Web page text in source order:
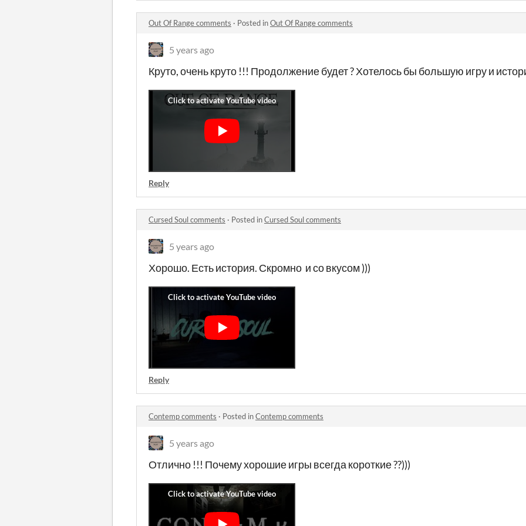
Out Of Range comments · Posted inOut Of Range comments
5 years ago
Круто, очень круто !!! Продолжение будет ? Хотелось бы большую игру и
Reply
Cursed Soul comments · Posted inCursed Soul comments
5 years ago
Хорошо. Есть история. Скромно и со вкусом )))
Reply
Contemp comments · Posted inContemp comments
5 years ago
Отлично !!! Почему хорошие игры всегда короткие ??)))